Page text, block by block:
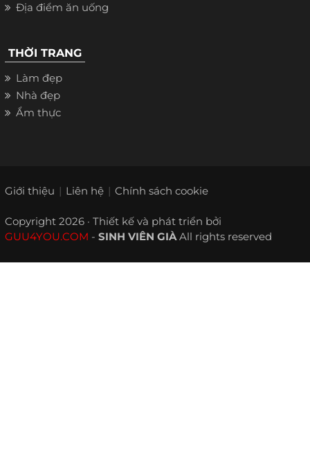
Địa điểm ăn uống
THỜI TRANG
Làm đẹp
Nhà đẹp
Ẩm thực
Giới thiệu Liên hệ Chính sách cookie
Copyright 2026 · Thiết kế và phát triển bởi
GUU4YOU.COM - SINH VIÊN GIÀAll rights reserved